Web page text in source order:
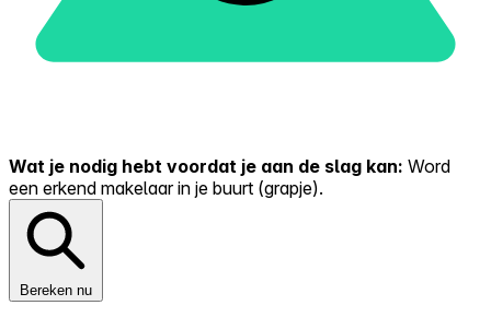
Wat je nodig hebt voordat je aan de slag kan: Word
een erkend makelaar in je buurt (grapje).
Bereken nu